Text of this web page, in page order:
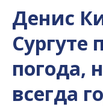
Денис
Сургуте
погода,
всегда